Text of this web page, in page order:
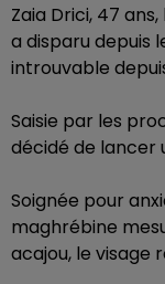
Zaia Drici, 47
a disparu depuis
introuvable
Saisie par les
décidé de lancer
Soignée pour
maghrébine
acajou, le visage